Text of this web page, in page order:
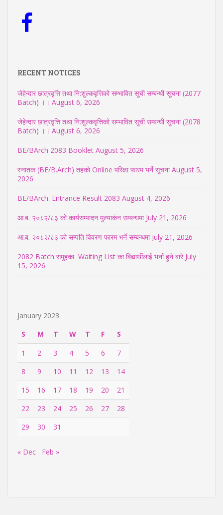
RECENT NOTICES
जेहेन्दार छात्रवृत्ति तथा नि:शुल्कवृत्तिको सम्भावित सूची सम्बन्धी सूचना (2077
Batch) ।। August 6, 2026
जेहेन्दार छात्रवृत्ति तथा नि:शुल्कवृत्तिको सम्भावित सूची सम्बन्धी सूचना (2078
Batch) ।। August 6, 2026
BE/BArch 2083 Booklet August 5, 2026
स्नातक (BE/B.Arch) तहको Online परिक्षा फारम भर्ने सूचना August 5,
2026
BE/BArch. Entrance Result 2083 August 4, 2026
आ.ब. २०८२/८३ को कार्यसम्पादन मुल्याकंन सम्बन्धमा July 21, 2026
आ.ब. २०८२/८३ को सम्पति विवरण फारम भर्ने सम्बन्धमा July 21, 2026
2082 Batch समुहका Waiting List का बिद्यार्थीलाई भर्ना हुने बारे July
15, 2026
January 2023
S
M T W T F
S
1
2 3 4 5 6
7
8
9 10 11 12 13
14
15
16 17 18 19 20
21
22
23 24 25 26 27
28
29
30 31
« Dec Feb »